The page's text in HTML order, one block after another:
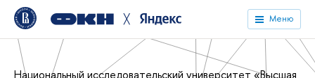
╳ Меню
Национальный исследовательский университет «Высшая